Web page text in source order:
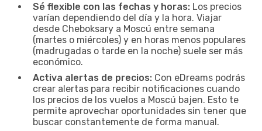
Sé flexible con las fechas y horas: Los precios
varían dependiendo del día y la hora. Viajar
desde Cheboksary a Moscú entre semana
(martes o miércoles) y en horas menos populares
(madrugadas o tarde en la noche) suele ser más
económico.
Activa alertas de precios: Con eDreams podrás
crear alertas para recibir notificaciones cuando
los precios de los vuelos a Moscú bajen. Esto te
permite aprovechar oportunidades sin tener que
buscar constantemente de forma manual.